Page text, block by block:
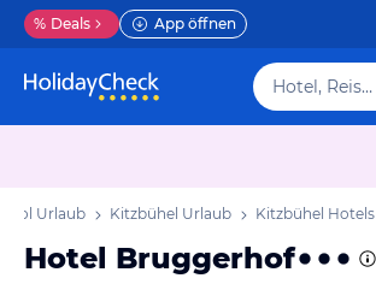
% Deals App öffnen
Hotel, Reiseziel
Tirol Urlaub Kitzbühel Urlaub Kitzbühel Hotels
Hotel Bruggerhof